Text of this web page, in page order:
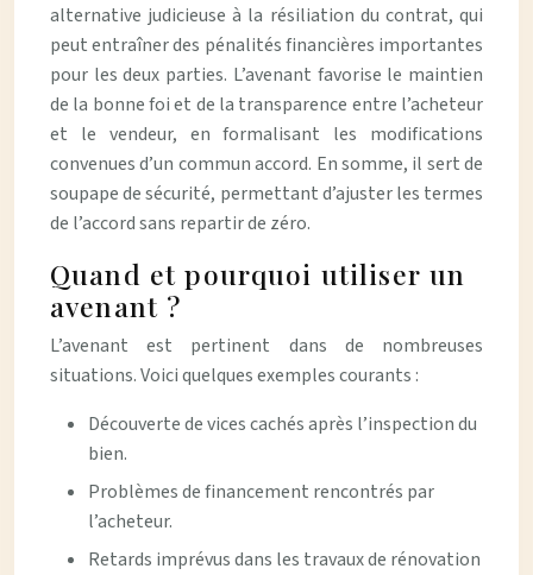
alternative judicieuse à la résiliation du contrat, qui
peut entraîner des pénalités financières importantes
pour les deux parties. L’avenant favorise le maintien
de la bonne foi et de la transparence entre l’acheteur
et le vendeur, en formalisant les modifications
convenues d’un commun accord. En somme, il sert de
soupape de sécurité, permettant d’ajuster les termes
de l’accord sans repartir de zéro.
Quand et pourquoi utiliser un
avenant ?
L’avenant est pertinent dans de nombreuses
situations. Voici quelques exemples courants :
Découverte de vices cachés après l’inspection du
bien.
Problèmes de financement rencontrés par
l’acheteur.
Retards imprévus dans les travaux de rénovation